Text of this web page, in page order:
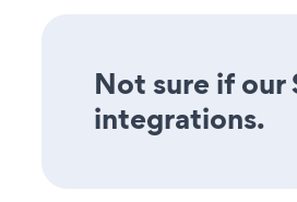
Not sure if our
integrations.